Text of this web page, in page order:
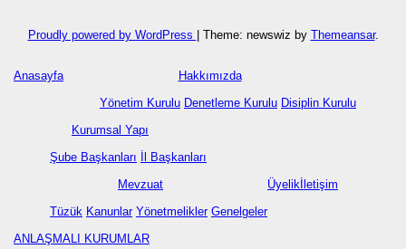
Proudly powered by WordPress Theme: newswiz by Themeansar.
Anasayfa
Hakkımızda
Yönetim Kurulu Denetleme Kurulu Disiplin Kurulu
Kurumsal Yapı
Şube Başkanları
İl Başkanları
Mevzuat
Tüzük Kanunlar Yönetmelikler Genelgeler
Üyelik İletişim
ANLAŞMALI KURUMLAR